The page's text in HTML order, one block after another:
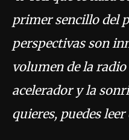
primer sencillo del
perspectivas son
volumen de la radio
acelerador y la
quieres, puedes leer